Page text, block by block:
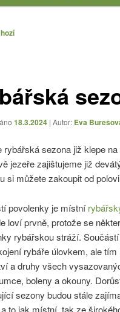
18.3.2024 | Autor: Eva
rybářská sezona již klepe
jezeře zajištujeme již
si můžete zakoupit od
povolenky je místní
loví prvně, protože se
rybářskou stráží.
rybáře úlovkem, ale
a druhy všech
boleny a okouny.
sezony budou stále
to jak místní, tak ze